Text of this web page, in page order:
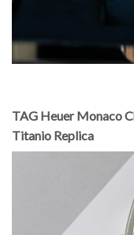
TAG Heuer Monaco
Titanio Replica